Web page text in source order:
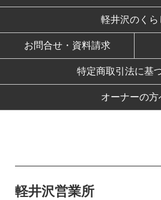
軽井沢のくら
お問合せ・資料請求
特定商取引法に基
オーナーの方
軽井沢営業所